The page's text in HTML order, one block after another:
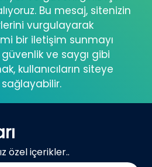
Bu mesaj, sitenizin
vurgulayarak
bir iletişim sunmayı
ve saygı gibi
kullanıcıların siteye
özel içerikler..